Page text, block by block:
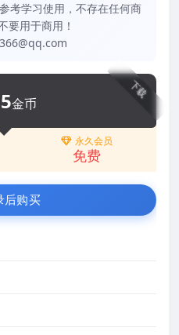
考学习使用，不存在任何商
要用于商用！
下载
金币
永久会员
免费
后购买